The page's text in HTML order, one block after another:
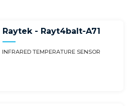
Raytek - Rayt4balt-A71
INFRARED TEMPERATURE SENSOR